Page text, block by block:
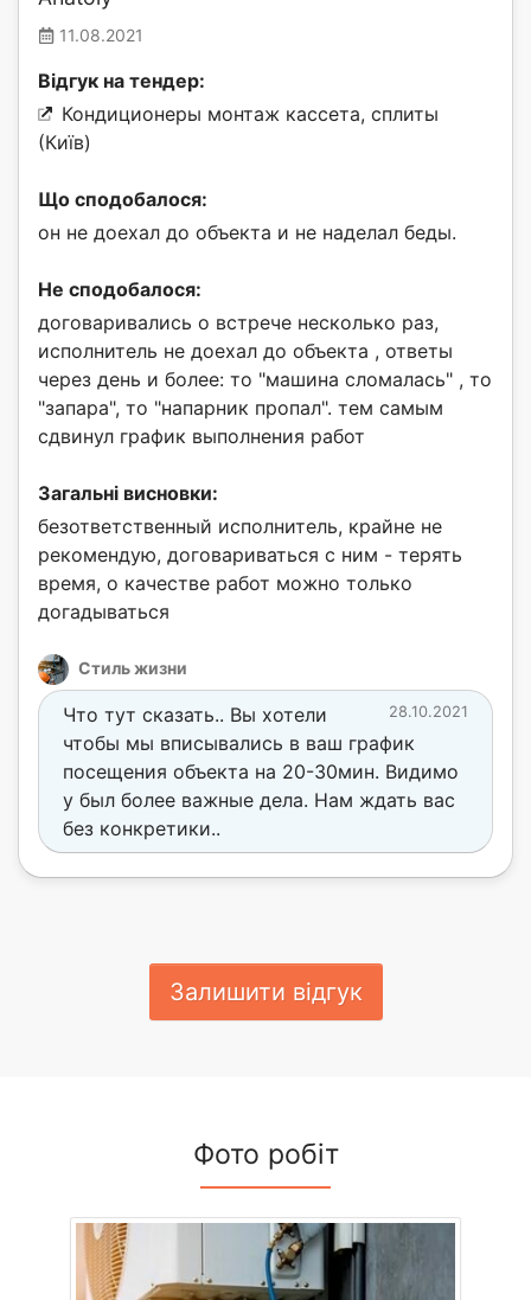
11.08.2021
Відгук на тендер:
Кондиционеры монтаж кассета, сплиты
(Київ)
Що сподобалося:
он не доехал до объекта и не наделал беды.
Не сподобалося:
договаривались о встрече несколько раз,
исполнитель не доехал до объекта , ответы
через день и более: то "машина сломалась" , то
"запара", то "напарник пропал". тем самым
сдвинул график выполнения работ
Загальні висновки:
безответственный исполнитель, крайне не
рекомендую, договариваться с ним - терять
время, о качестве работ можно только
догадываться
Стиль жизни
28.10.2021
Что тут сказать.. Вы хотели
чтобы мы вписывались в ваш график
посещения объекта на 20-30мин. Видимо
у был более важные дела. Нам ждать вас
без конкретики..
Залишити відгук
Фото робіт